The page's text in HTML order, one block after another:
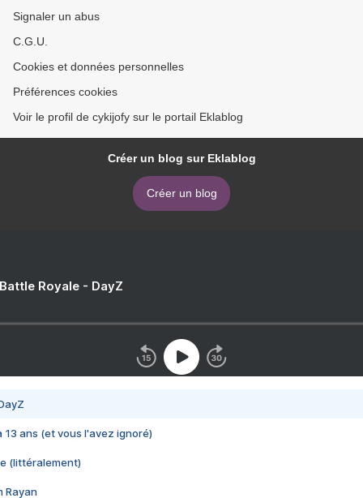
Signaler un abus
C.G.U.
Cookies et données personnelles
Préférences cookies
Voir le profil de cykijofy sur le portail Eklablog
Créer un blog sur Eklablog
Créer un blog
Royale - DayZ
13 ans (et vous l'avez ignoré)
(littéralement)
Rayan